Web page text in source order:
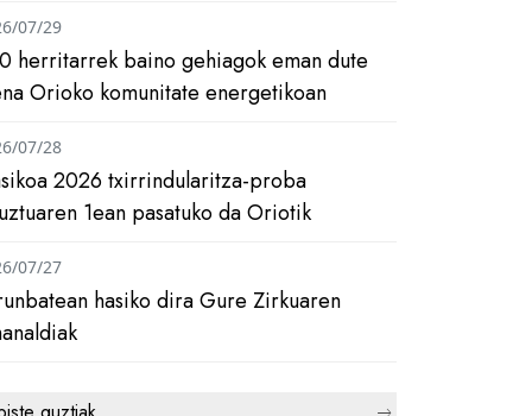
herritarrek baino gehiagok eman dute
Orioko komunitate energetikoan
07/29
2026 txirrindularitza-proba
1ean pasatuko da Oriotik
07/28
hasiko dira Gure Zirkuaren
07/27